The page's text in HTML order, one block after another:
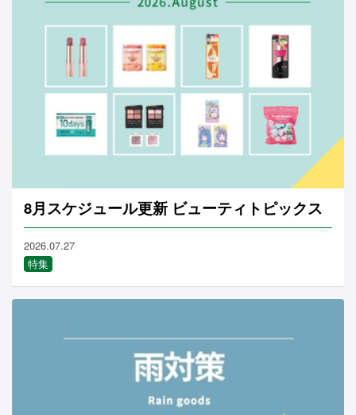
8月スケジュール更新 ビューティトピックス
2026.07.27
特集